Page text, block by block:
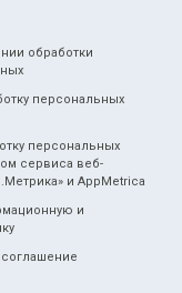
обработки
персональных
персональных
сервиса веб-
и AppMetrica
и